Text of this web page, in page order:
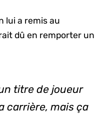
lui a remis au
dû en remporter un
titre de joueur
carrière, mais ça